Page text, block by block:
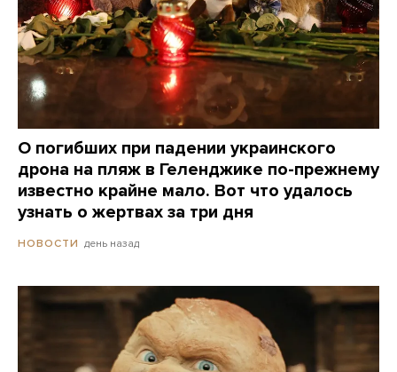
О погибших при падении украинского
дрона на пляж в Геленджике по-прежнему
известно крайне мало. Вот что удалось
узнать о жертвах за три дня
НОВОСТИ день назад